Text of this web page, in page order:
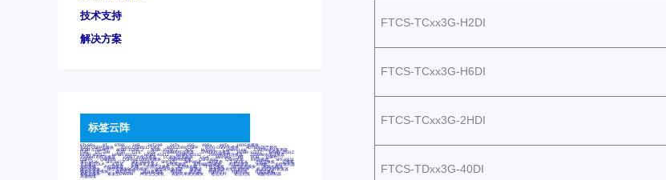
技术支持
解决方案
标签云阵
6Tx6Rx 8T 8T8R 24R 24T24R 24Tx 25G 48Rx 48Tx 100G光模块
400G OSFP光模块 400G QSFP112 DR4 800G DR8 OSFP 800G OSFP光模块 AD7606国产替代
AFBR-57B4APZ AFBR-1528CZ AFBR-2528CZ AOC Bypass Camera Link CWDM波分复用器
DAS DC~4M DSS DTS DVS GYMB光纤连接器 GYM光纤连接器 HFBR-1531Z HFBR-2531Z
HFBR-4501Z HFBR-4503Z HFBR-4511Z HFBR-4513Z J599A6光纤连接器 J599A8光电连接器
J599MT光纤连接器 J599Ⅰ光电连接器 LC超短型光模块 LGA Mini SAS MT POB QSFP
QSFP+ QSFP28 QSFP28 100G光模块 QSFP28笼座 QSFP 40G QSFP笼座 RP连接器 SFF-8431
SFF-8436 SFF-8472 SFF-8654 4i SFP 10G SFP MSA SFP笼座 Z-BLOCK 万兆交换机 交换机
光切换仪OLP 光开关 光模块笼子座子 光电探测器 光电编码器模块 光电连接器 光端机 光纤激光器
光纤跳线 光纤连接器 光耦 全国产交换机 军品级光耦 千兆交换机 国产化光模块 射频光模块
微型光模块 微型可插拔BGA光模块 微型波分复用器 探测器 收发模块光学引擎组件 机架式光纤收发器
模拟光发射模块 模拟光器件 波分复用器 测试版 激光器 特种光纤 特种光缆 百兆交换机
相机光模块 紧凑型DWDM 网管型交换机 表贴式单路光模块 通信光纤 通信光缆 铌酸锂调制器
高速线缆
FTCS-TCxx3G-H2DI
FTCS-TCxx3G-H6DI
FTCS-TCxx3G-2HDI
FTCS-TDxx3G-40DI